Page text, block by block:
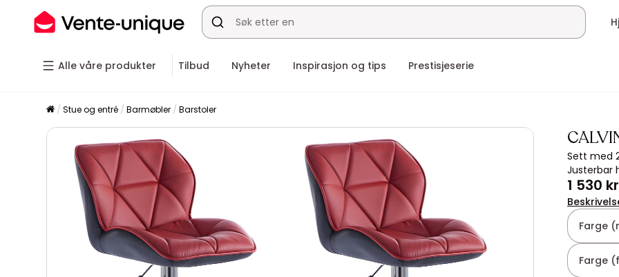
Alle våre produkter Tilbud Nyheter Inspirasjon og tips Prestisjeserie
Stue og entré Barmøbler Barstoler
Sett med
Justerbar
1 530 kr
Farge
Farge